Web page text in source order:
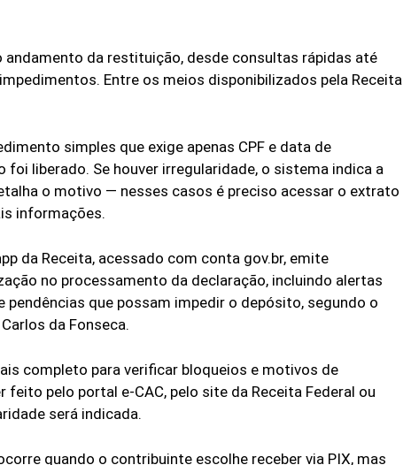
da restituição, desde consultas rápidas até
Entre os meios disponibilizados pela Receita
simples que exige apenas CPF e data de
liberado. Se houver irregularidade, o sistema indica a
o motivo — nesses casos é preciso acessar o extrato
informações.
da Receita, acessado com conta gov.br, emite
no processamento da declaração, incluindo alertas
que possam impedir o depósito, segundo o
da Fonseca.
completo para verificar bloqueios e motivos de
pelo portal e-CAC, pelo site da Receita Federal ou
será indicada.
quando o contribuinte escolhe receber via PIX, mas